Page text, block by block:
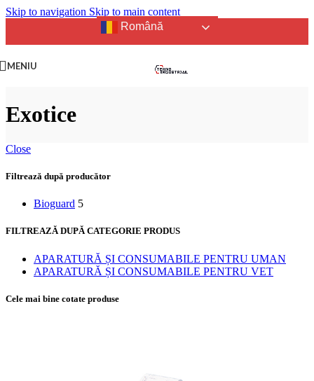
Skip to navigation Skip to main content
Română
MENIU
Exotice
Close
Filtrează după producător
Bioguard 5
FILTREAZĂ DUPĂ CATEGORIE PRODUS
APARATURĂ ȘI CONSUMABILE PENTRU UMAN
APARATURĂ ȘI CONSUMABILE PENTRU VET
Cele mai bine cotate produse